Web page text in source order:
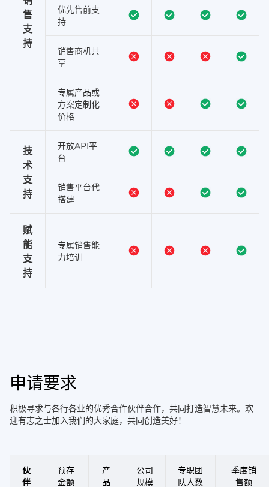
售
支
持
优先售前支
持
销售商机共
享
专属产品或
方案定制化
价格
技
术
支
持
开放API平
台
销售平台代
搭建
赋
能
支
持
专属销售能
力培训
申请要求
积极寻求与各行各业的优秀合作伙伴合作，共同打造智慧未来。欢
迎有志之士加入我们的大家庭，共同创造美好！
伙
伴
预存
金额
产
品
公司
规模
专职团
队人数
季度销
售额